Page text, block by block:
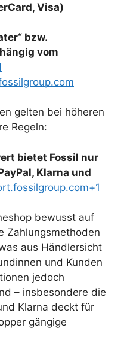
Visa)
bzw.
vom
gelten bei höheren
Regeln:
bietet Fossil nur
Klarna und
bewusst auf
Zahlungsmethoden
aus Händlersicht
und Kunden
jedoch
– insbesondere die
Klarna deckt für
gängige